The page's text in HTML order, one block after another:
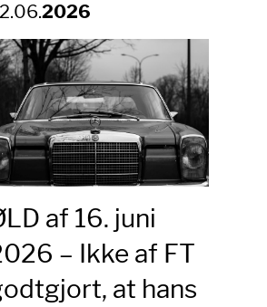
2026
af 16. juni
– Ikke af FT
at hans